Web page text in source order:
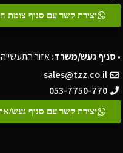
יצירת קשר עם סניף צומת
•סניף געש/משרד:אזור
sales@tzz.co.il
053-7750-770
יצירת קשר עם סניף געש/